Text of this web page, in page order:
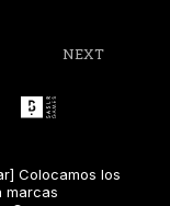
NEXT
Colocamos los
marcas